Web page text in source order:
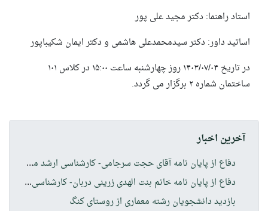
استاد راهنما: دکتر مجید علی پور
اساتید داور: دکتر سیدمحمدعلی هاشمی و دکتر ایمان شکیباپور
در تاریخ ۱۴۰۳/۰۷/۰۴
روز چهارشنبه ساعت ۱۵:۰۰ در کلاس ۱۰۱
ساختمان شماره ۲ برگزار می گردد.
آخرین اخبار
دفا
ع از پایان نامه آقای حجت سرجامی- کارشناسی ارشد مهندسی معماری
دفا
ع از پایان نامه خانم بنت الهدی زرینی دربان- کارشناسی ارشد مهندسی معماری
بازدید دانشجویان رشته معماری از روستای کنگ